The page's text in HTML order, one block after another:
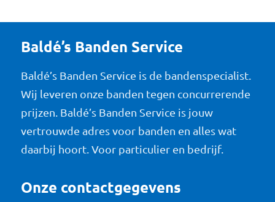
Baldé’s Banden Service
Baldé’s Banden Service is de bandenspecialist.
Wij leveren onze banden tegen concurrerende
prijzen. Baldé’s Banden Service is jouw
vertrouwde adres voor banden en alles wat
daarbij hoort. Voor particulier en bedrijf.
Onze contactgegevens